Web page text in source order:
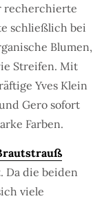
recherchierte
schließlich bei
Blumen,
Streifen. Mit
Yves Klein
Gero sofort
Farben.
Da die beiden
viele